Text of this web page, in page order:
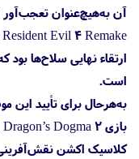
آن به‌هیچ‌عنوان
ارتقاء نهایی سلاح‌ها بود
است.
به‌هرحال برای تأیید این
کلاسیک اکشن